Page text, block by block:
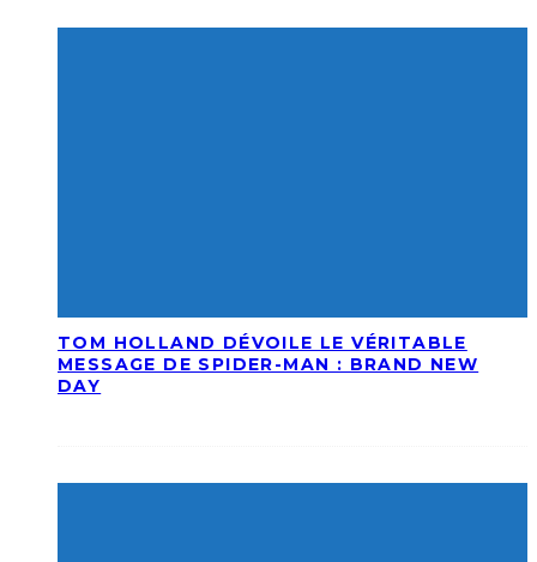
TOM HOLLAND DÉVOILE LE VÉRITABLE
MESSAGE DE SPIDER-MAN : BRAND NEW
DAY